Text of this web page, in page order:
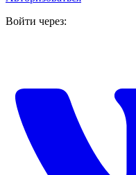
Войти через: